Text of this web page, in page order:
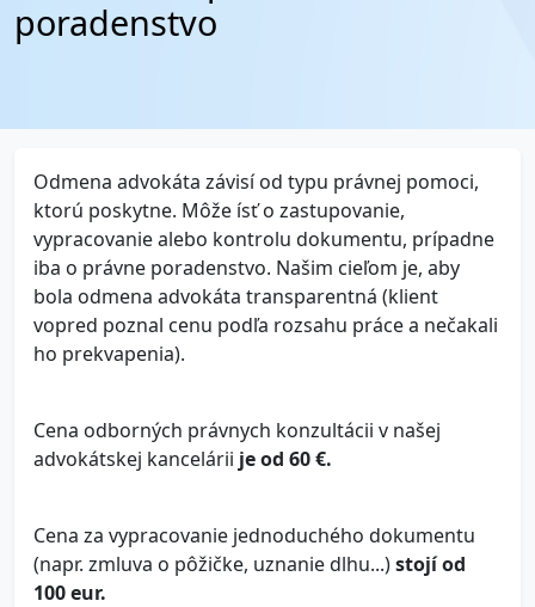
poradenstvo
Odmena advokáta závisí od typu právnej pomoci,
ktorú poskytne. Môže ísť o zastupovanie,
vypracovanie alebo kontrolu dokumentu, prípadne
iba o právne poradenstvo. Našim cieľom je, aby
bola odmena advokáta transparentná (klient
vopred poznal cenu podľa rozsahu práce a nečakali
ho prekvapenia).
Cena odborných právnych konzultácii v našej
advokátskej kancelárii je od 60 €.
Cena za vypracovanie jednoduchého dokumentu
(napr. zmluva o pôžičke, uznanie dlhu...)stojí od
100 eur.